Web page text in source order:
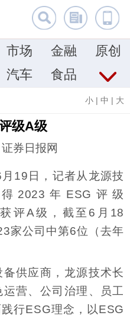
市场 金融
原创
汽车 食品
小 | 中 | 大
级A级
券日报网
19日，记者从龙源技
2023年ESG评级
获评A级，截至6月18
家公司中第6位（去年
供应商，龙源技术长
营、公司治理、员工
行ESG理念，以ESG